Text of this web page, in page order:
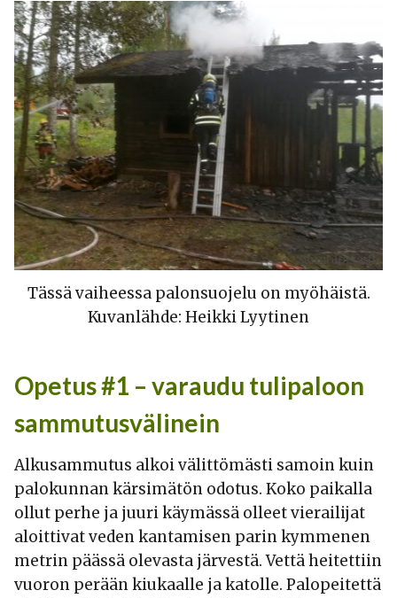
Tässä vaiheessa palonsuojelu on myöhäistä.
Kuvanlähde: Heikki Lyytinen
Opetus #1 – varaudu tulipaloon
sammutusvälinein
Alkusammutus alkoi välittömästi samoin kuin
palokunnan kärsimätön odotus. Koko paikalla
ollut perhe ja juuri käymässä olleet vierailijat
aloittivat veden kantamisen parin kymmenen
metrin päässä olevasta järvestä. Vettä heitettiin
vuoron perään kiukaalle ja katolle. Palopeitettä